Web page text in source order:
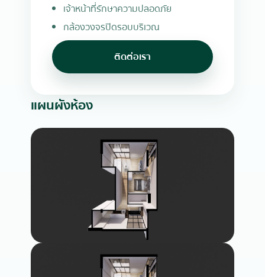
เจ้าหน้าที่รักษาความปลอดภัย
กล้องวงจรปิดรอบบริเวณ
ติดต่อเรา
แผนผังห้อง